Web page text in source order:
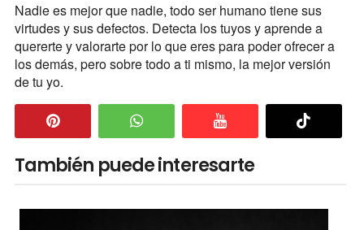
Nadie es mejor que nadie, todo ser humano tiene sus
virtudes y sus defectos. Detecta los tuyos y aprende a
quererte y valorarte por lo que eres para poder ofrecer a
los demás, pero sobre todo a ti mismo, la mejor versión
de tu yo.
También puede interesarte